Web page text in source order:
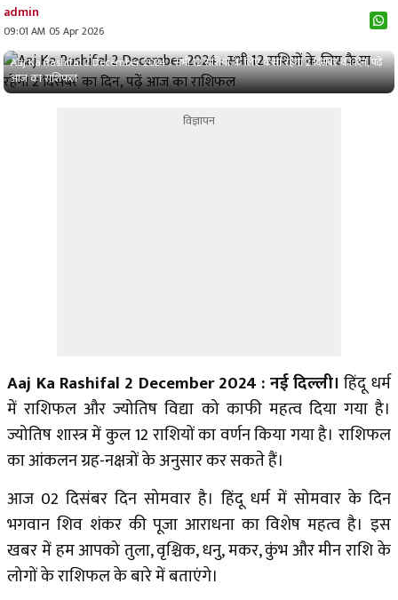
admin
09:01 AM 05 Apr 2026
Aaj Ka Rashifal 2 December 2024 : सभी 12 राशियों के लिए कैसा रहेगा 2 दिसंबर का दिन, पढ़ें
आज का राशिफल
विज्ञापन
Aaj Ka Rashifal 2 December 2024 : नई दिल्ली। हिंदू धर्म
में राशिफल और ज्योतिष विद्या को काफी महत्व दिया गया है।
ज्योतिष शास्त्र में कुल 12 राशियों का वर्णन किया गया है। राशिफल
का आंकलन ग्रह-नक्षत्रों के अनुसार कर सकते हैं।
आज 02 दिसंबर दिन सोमवार है। हिंदू धर्म में सोमवार के दिन
भगवान शिव शंकर की पूजा आराधना का विशेष महत्व है। इस
खबर में हम आपको तुला, वृश्चिक, धनु, मकर, कुंभ और मीन राशि के
लोगों के राशिफल के बारे में बताएंगे।